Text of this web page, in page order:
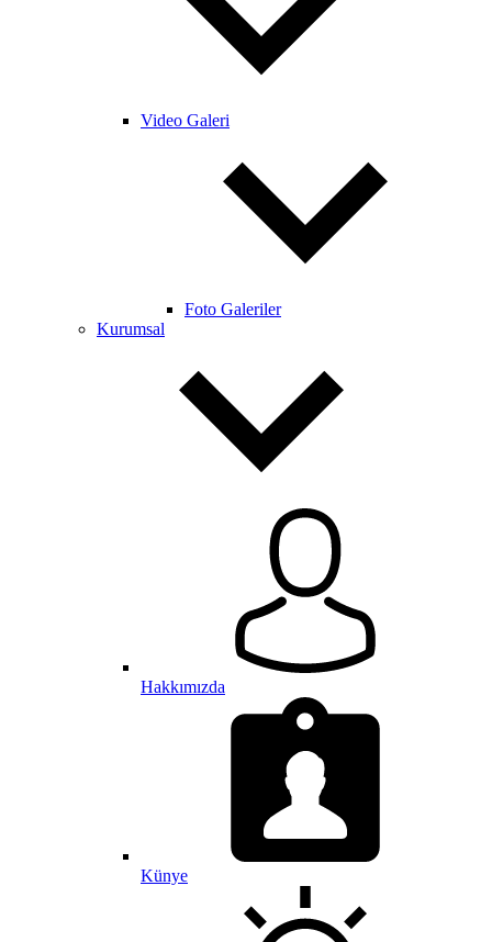
Video Galeri
Foto Galeriler
Kurumsal
Hakkımızda
Künye